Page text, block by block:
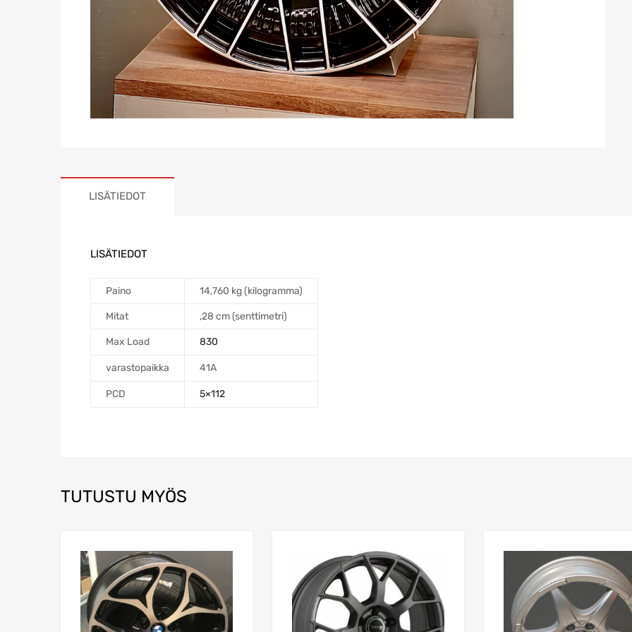
LISÄTIEDOT
LISÄTIEDOT
Paino 14,760 kg (kilogramma)
Mitat ,28 cm (senttimetri)
Max Load 830
varastopaikka 41A
PCD 5×112
TUTUSTU MYÖS